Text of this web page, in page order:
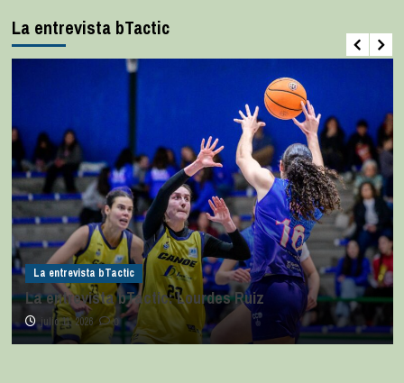
La entrevista bTactic
La entrevista bTactic
La entrevista bTactic: Lourdes Ruiz
julio 11, 2026 0